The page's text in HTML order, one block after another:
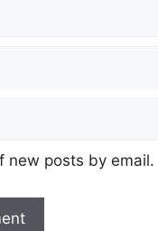
new posts by email.